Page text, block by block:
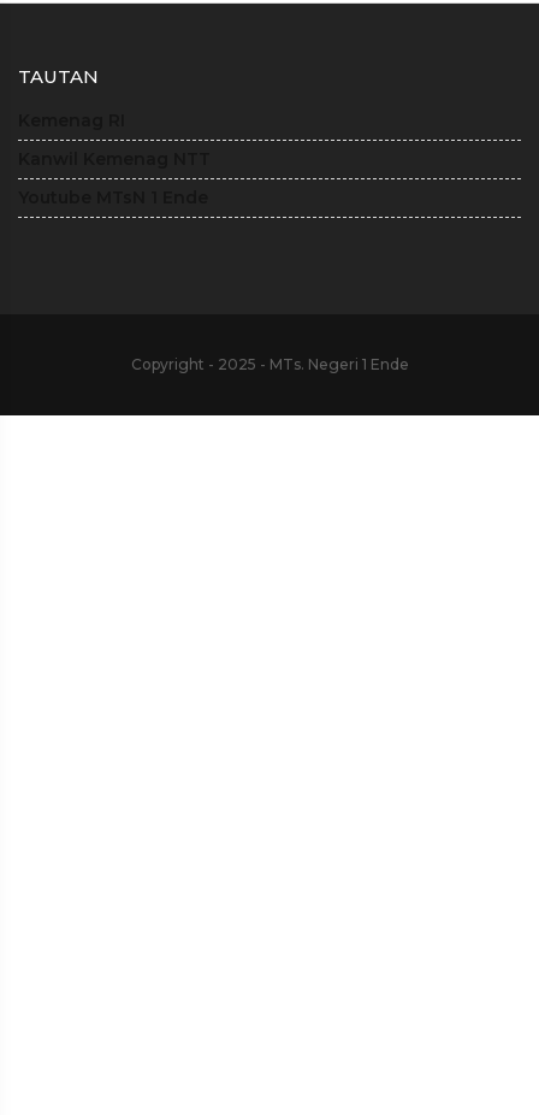
TAUTAN
Copyright - 2025 - MTs. Negeri 1 Ende